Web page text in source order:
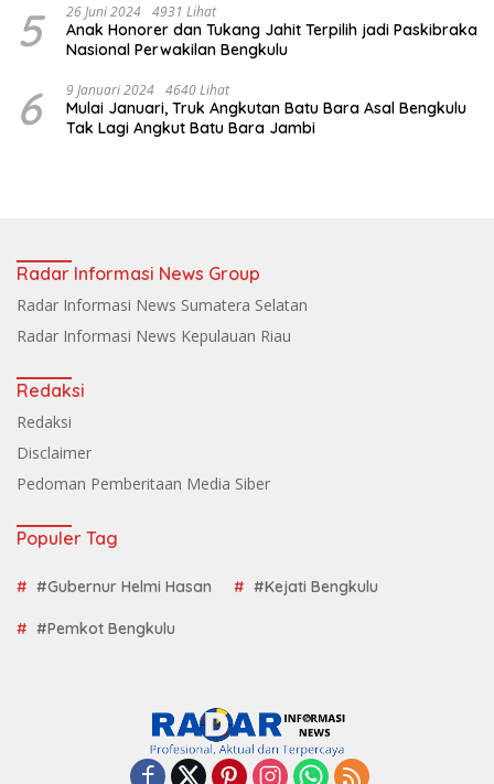
5 26 Juni 2024 4931 Lihat
Anak Honorer dan Tukang Jahit Terpilih jadi Paskibraka
Nasional Perwakilan Bengkulu
6 9 Januari 2024 4640 Lihat
Mulai Januari, Truk Angkutan Batu Bara Asal Bengkulu
Tak Lagi Angkut Batu Bara Jambi
Radar Informasi News Group
Radar Informasi News Sumatera Selatan
Radar Informasi News Kepulauan Riau
Redaksi
Redaksi
Disclaimer
Pedoman Pemberitaan Media Siber
Populer Tag
#Gubernur Helmi Hasan #Kejati Bengkulu
#Pemkot Bengkulu